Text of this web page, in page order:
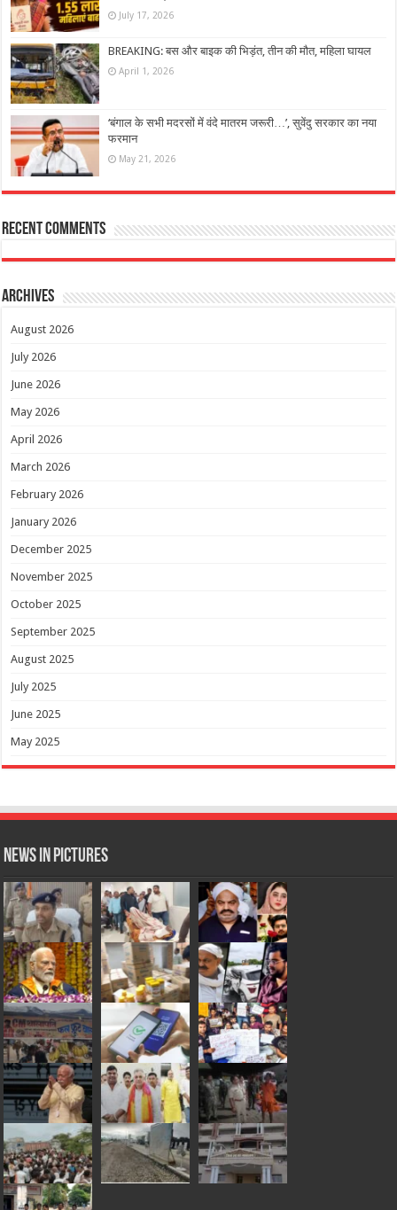
July 17, 2026
BREAKING: बस और बाइक की भिड़ंत, तीन की मौत, महिला घायल
April 1, 2026
‘बंगाल के सभी मदरसों में वंदे मातरम जरूरी…’, सुवेंदु सरकार का नया
फरमान
May 21, 2026
Recent Comments
Archives
August 2026
July 2026
June 2026
May 2026
April 2026
March 2026
February 2026
January 2026
December 2025
November 2025
October 2025
September 2025
August 2025
July 2025
June 2025
May 2025
News in Pictures